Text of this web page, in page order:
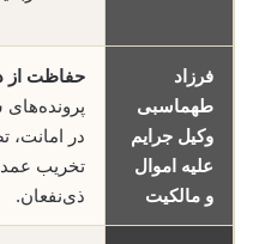
فرزاد
طهماسبی
وکیل جرایم
علیه اموال
و مالکیت
حفاظت از
در
تخریب
ذی‌نفعان.